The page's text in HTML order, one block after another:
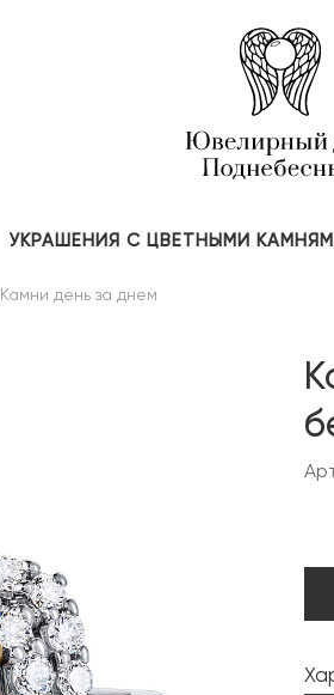
УКРАШЕНИЯ С ЦВЕТНЫМИ
Камни день за днем